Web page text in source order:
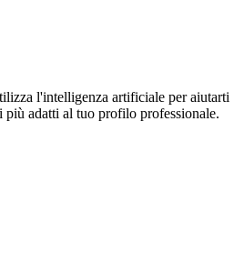
l'intelligenza artificiale per aiutarti
adatti al tuo profilo professionale.